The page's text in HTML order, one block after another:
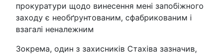
прокуратури щодо винесення мені запобіжного
заходу є необґрунтованим, сфабрикованим і
взагалі неналежним
Зокрема, один з захисників Стахіва зазначив,